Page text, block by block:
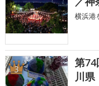
横浜港
3
第
川県